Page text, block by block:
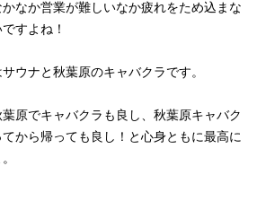
なか営業が難しいなか疲れをため込まな
すよね！
ウナと秋葉原のキャバクラです。
原でキャバクラも良し、秋葉原キャバク
から帰っても良し！と心身ともに最高に